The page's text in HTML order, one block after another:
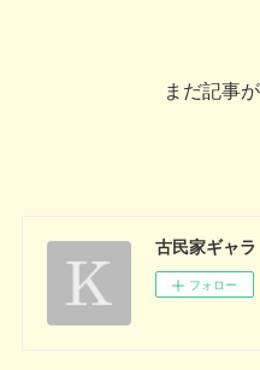
まだ記事
古民家ギャ
フォロー